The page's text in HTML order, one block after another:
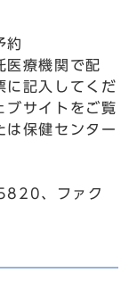
約
医療機関で配
に記入してくだ
ブサイトをご覧
は保健センター
、ファク